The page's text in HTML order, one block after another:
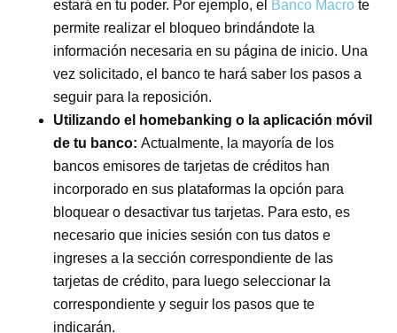
estará en tu poder. Por ejemplo, el Banco Macro te
permite realizar el bloqueo brindándote la
información necesaria en su página de inicio. Una
vez solicitado, el banco te hará saber los pasos a
seguir para la reposición.
Utilizando el homebanking o la aplicación móvil
de tu banco:Actualmente, la mayoría de los
bancos emisores de tarjetas de créditos han
incorporado en sus plataformas la opción para
bloquear o desactivar tus tarjetas. Para esto, es
necesario que inicies sesión con tus datos e
ingreses a la sección correspondiente de las
tarjetas de crédito, para luego seleccionar la
correspondiente y seguir los pasos que te
indicarán.